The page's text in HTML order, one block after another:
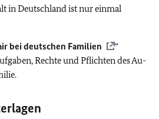
in Deutschland ist nur einmal
bei deutschen Familien
“
Rechte und Pflichten des Au-